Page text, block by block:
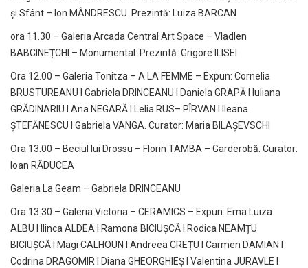
şi Sfânt – Ion MÂNDRESCU. Prezintă: Luiza BARCAN
ora 11.30 – Galeria Arcada Central Art Space – Vladlen
BABCINEȚCHI – Monumental. Prezintă: Grigore ILISEI
Ora 12.00 – Galeria Tonitza – A LA FEMME – Expun: Cornelia
BRUSTUREANU I Gabriela DRINCEANU I Daniela GRAPĂ I Iuliana
GRĂDINARIU I Ana NEGARĂ I Lelia RUS– PÎRVAN I Ileana
ȘTEFĂNESCU I Gabriela VANGA. Curator: Maria BILAȘEVSCHI
Ora 13.00 – Beciul lui Drossu – Florin TAMBA – Garderobă. Curator:
Ioan RĂDUCEA
Galeria La Geam – Gabriela DRINCEANU
Ora 13.30 – Galeria Victoria – CERAMICS – Expun: Ema Luiza
ALBU I Ilinca ALDEA I Ramona BICIUȘCĂ I Rodica NEAMȚU
BICIUȘCĂ I Magi CALHOUN I Andreea CREȚU I Carmen DAMIAN I
Codrina DRAGOMIR I Diana GHEORGHIEȘ I Valentina JURAVLE I